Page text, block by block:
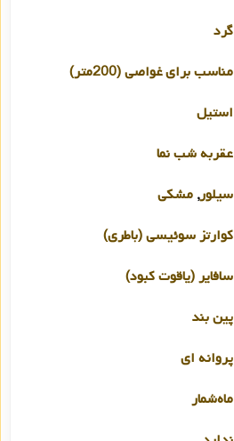
گرد
مناسب برای غواصی (200متر)
استیل
عقربه شب نما
سیلور, مشکی
کوارتز سوئیسی (باطری)
سافایر (یاقوت کبود)
پین بند
پروانه ای
ماه‌شمار